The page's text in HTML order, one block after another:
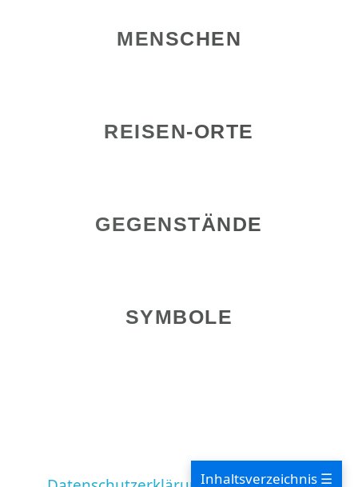
MENSCHEN
REISEN-ORTE
GEGENSTÄNDE
SYMBOLE
Inhaltsverzeichnis ☰